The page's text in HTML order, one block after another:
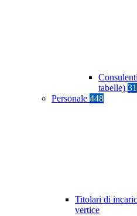
tabelle) 31
Personale 448
Titolari di
vertice